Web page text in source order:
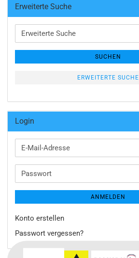
Erweiterte Suche
Erweiterte
Suche
SUCHEN
ERWEITERTE SUCHE
Login
E-
Mail-
Passwort
ANMELDEN
Konto erstellen
Passwort vergessen?